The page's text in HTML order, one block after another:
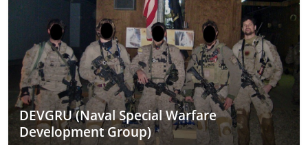
DEVGRU (Naval Special Warfare
Development Group)